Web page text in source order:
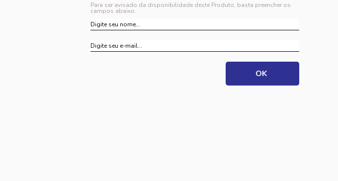
Para ser avisado da disponibilidade deste Produto, basta preencher os
campos abaixo.